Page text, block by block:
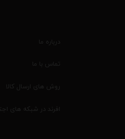
درباره ما
تماس با ما
روش های ارسال کالا
افرند در شبکه های